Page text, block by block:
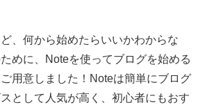
、何から始めたらいいかわからな
めに、Noteを使ってブログを始める
用意しました！Noteは簡単にブログ
として人気が高く、初心者にもおす